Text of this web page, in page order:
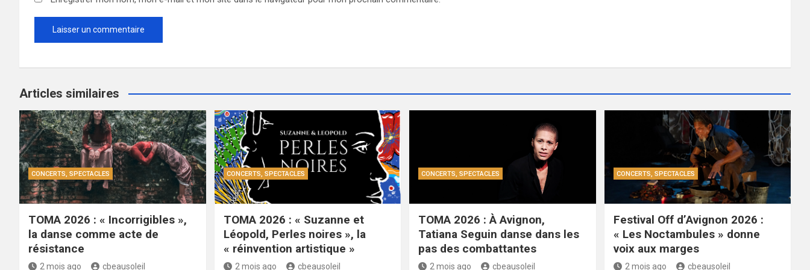
Articles similaires
CONCERTS, SPECTACLES
TOMA 2026 : « Incorrigibles »,
la danse comme acte de
résistance
2 mois ago cbeausoleil
CONCERTS, SPECTACLES
TOMA 2026 : « Suzanne et
Léopold, Perles noires », la
« réinvention artistique »
2 mois ago cbeausoleil
CONCERTS, SPECTACLES
TOMA 2026 : À Avignon,
Tatiana Seguin danse dans les
pas des combattantes
2 mois ago cbeausoleil
CONCERTS, SPECTACLES
Festival Off d’Avignon 2026 :
« Les Noctambules » donne
voix aux marges
2 mois ago cbeausoleil